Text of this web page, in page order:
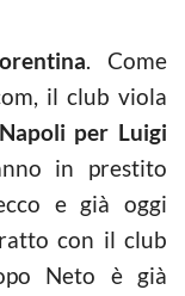
. Come
il club viola
Napoli per Luigi
in prestito
e già oggi
con il club
Neto è già